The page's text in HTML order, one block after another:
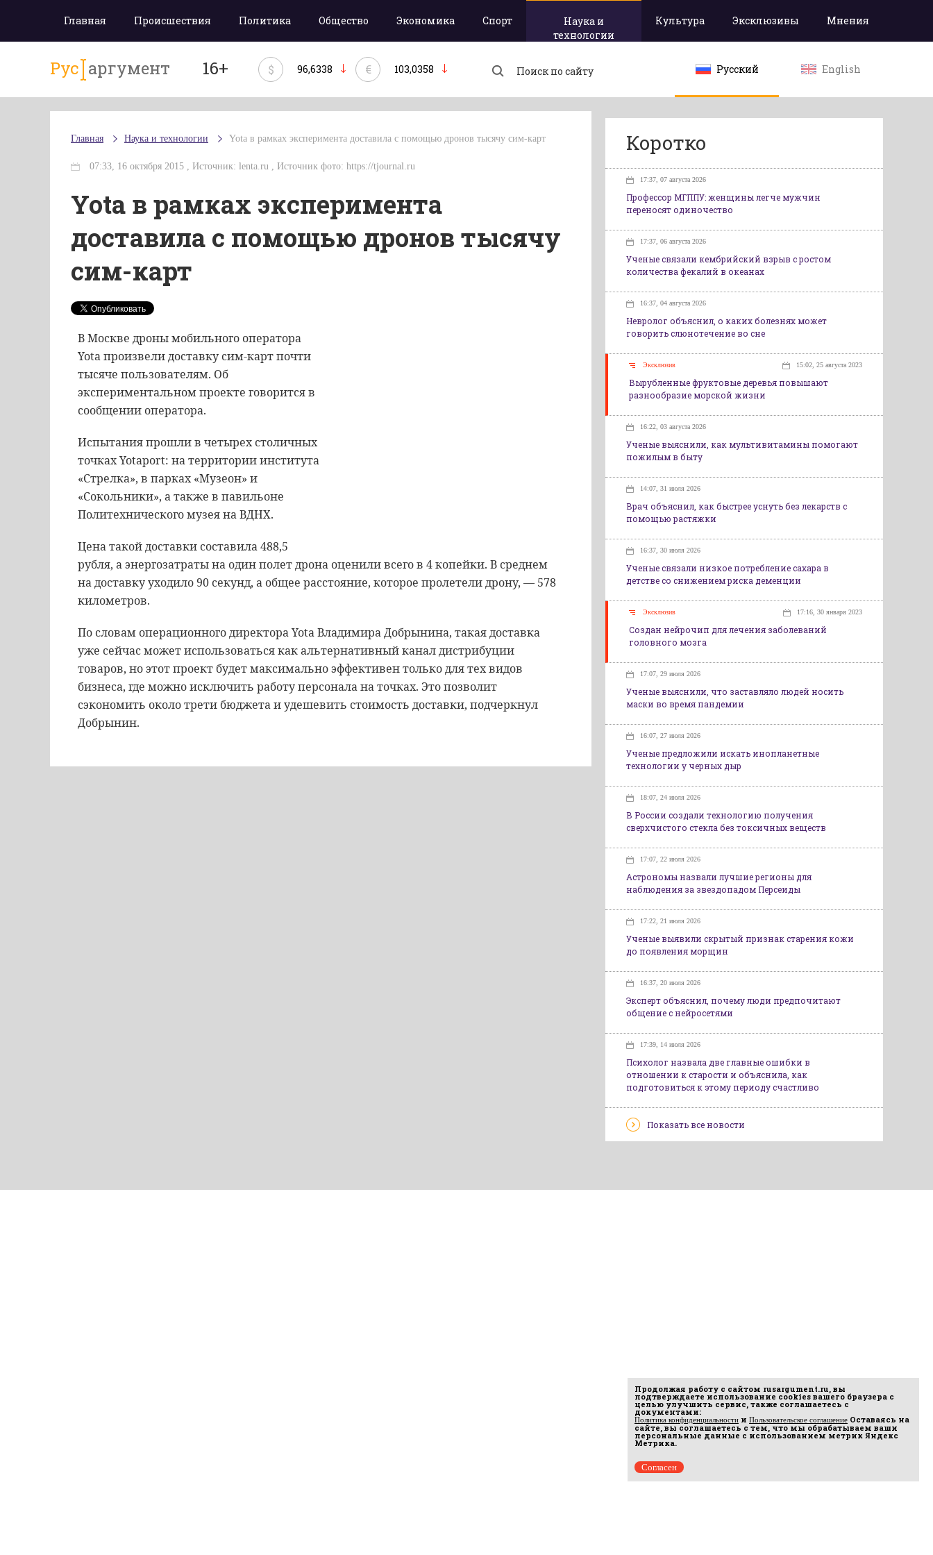
Главная Происшествия Политика Общество Экономика Спорт
Наука и
технологии
Культура Эксклюзивы Мнения
Рус аргумент 16+ $ 96,6338 € 103,0358 Русский English
Главная Наука и технологии Yota в рамках эксперимента доставила с помощью дронов тысячу сим-карт
07:33, 16 октября 2015 , Источник: lenta.ru , Источник фото: https://tjournal.ru
Yota в рамках эксперимента
доставила с помощью дронов тысячу
сим-карт
В Москве дроны мобильного оператора
Yota произвели доставку сим-карт почти
тысяче пользователям. Об
экспериментальном проекте говорится в
сообщении оператора.
Испытания прошли в четырех столичных
точках Yotaport: на территории института
«Стрелка», в парках «Музеон» и
«Сокольники», а также в павильоне
Политехнического музея на ВДНХ.
Цена такой доставки составила 488,5
рубля, а энергозатраты на один полет дрона оценили всего в 4 копейки. В среднем
на доставку уходило 90 секунд, а общее расстояние, которое пролетели дрону, — 578
километров.
По словам операционного директора Yota Владимира Добрынина, такая доставка
уже сейчас может использоваться как альтернативный канал дистрибуции
товаров, но этот проект будет максимально эффективен только для тех видов
бизнеса, где можно исключить работу персонала на точках. Это позволит
сэкономить около трети бюджета и удешевить стоимость доставки, подчеркнул
Добрынин.
Коротко
17:37, 07 августа 2026
Профессор МГППУ: женщины легче мужчин
переносят одиночество
17:37, 06 августа 2026
Ученые связали кембрийский взрыв с ростом
количества фекалий в океанах
16:37, 04 августа 2026
Невролог объяснил, о каких болезнях может
говорить слюнотечение во сне
Эксклюзив 15:02, 25 августа 2023
Вырубленные фруктовые деревья повышают
разнообразие морской жизни
16:22, 03 августа 2026
Ученые выяснили, как мультивитамины помогают
пожилым в быту
14:07, 31 июля 2026
Врач объяснил, как быстрее уснуть без лекарств с
помощью растяжки
16:37, 30 июля 2026
Ученые связали низкое потребление сахара в
детстве со снижением риска деменции
Эксклюзив 17:16, 30 января 2023
Создан нейрочип для лечения заболеваний
головного мозга
17:07, 29 июля 2026
Ученые выяснили, что заставляло людей носить
маски во время пандемии
16:07, 27 июля 2026
Ученые предложили искать инопланетные
технологии у черных дыр
18:07, 24 июля 2026
В России создали технологию получения
сверхчистого стекла без токсичных веществ
17:07, 22 июля 2026
Астрономы назвали лучшие регионы для
наблюдения за звездопадом Персеиды
17:22, 21 июля 2026
Ученые выявили скрытый признак старения кожи
до появления морщин
16:37, 20 июля 2026
Эксперт объяснил, почему люди предпочитают
общение с нейросетями
17:39, 14 июля 2026
Психолог назвала две главные ошибки в
отношении к старости и объяснила, как
подготовиться к этому периоду счастливо
Показать все новости
Продолжая работу с сайтом rusargument.ru, вы
подтверждаете использование cookies вашего браузера с
целью улучшить сервис, также соглашаетесь с
документами:
Политика конфиденциальности и Пользовательское соглашение Оставаясь на
сайте, вы соглашаетесь с тем, что мы обрабатываем ваши
персональные данные с использованием метрик Яндекс
Метрика.
Согласен